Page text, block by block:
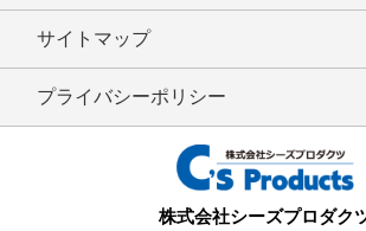
No.6-016 No.6-015
No.6-012
株式会社シーズプロダク
サイトマップ
プライバシーポリシー